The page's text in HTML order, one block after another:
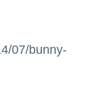
07/bunny-